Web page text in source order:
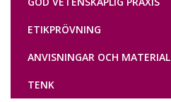
ETIKPRÖVNING
ANVISNINGAR OCH MATERIAL
TENK